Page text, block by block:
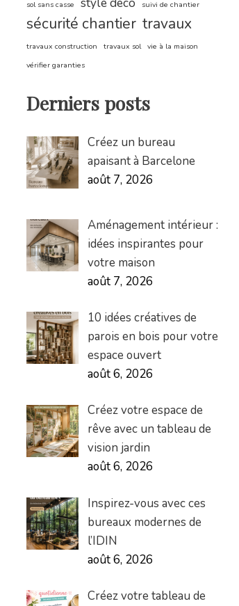
sol sans casse style déco suivi de chantier
sécurité chantier travaux
travaux construction travaux sol vie à la maison
vérifier garanties
Derniers posts
Créez un bureau
apaisant à Barcelone
août 7, 2026
Aménagement intérieur :
idées inspirantes pour
votre maison
août 7, 2026
10 idées créatives de
parois en bois pour votre
espace ouvert
août 6, 2026
Créez votre espace de
rêve avec un tableau de
vision jardin
août 6, 2026
Inspirez-vous avec ces
bureaux modernes de
l’IDIN
août 6, 2026
Créez votre tableau de